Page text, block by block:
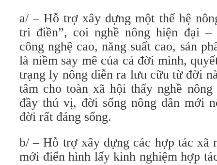
a/ – Hỗ trợ xây dựng một thế hệ
tri điền”, coi nghề nông hiện đại –
công nghệ cao, năng suất cao, sản
là niềm say mê của cả đời mình,
trạng ly nông diễn ra lưu cữu từ đời
tâm cho toàn xã hội thấy nghề
đầy thú vị, đời sống nông dân mới
đời rất đáng sống.
b/ – Hỗ trợ xây dựng các hợp tác xã
mới điển hình lấy kinh nghiệm hợp